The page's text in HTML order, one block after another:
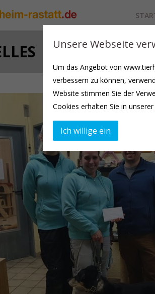
Unsere Webseite
Um das Angebot von
verbessern zu können,
Website stimmen Sie der
Cookies erhalten Sie in unserer
Ich willige ein